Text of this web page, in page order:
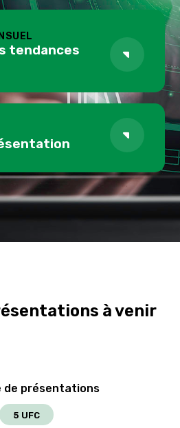
tendances
à venir
5 UFC